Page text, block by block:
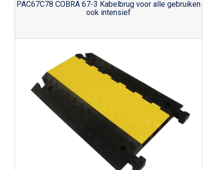
PAC67C78 COBRA 67-3 Kabelbrug voor alle gebruiken
ook intensief